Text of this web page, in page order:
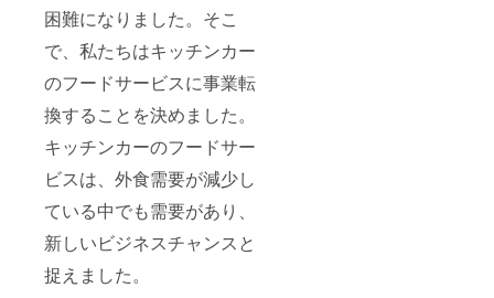
困難になりました。そこ
で、私たちはキッチンカー
のフードサービスに事業転
換することを決めました。
キッチンカーのフードサー
ビスは、外食需要が減少し
ている中でも需要があり、
新しいビジネスチャンスと
捉えました。